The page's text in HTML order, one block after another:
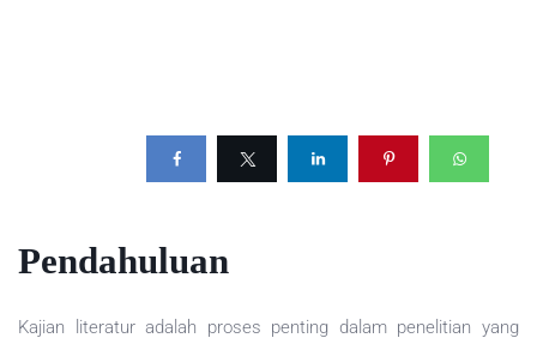
Pendahuluan
Kajian literatur adalah proses penting dalam penelitian yang